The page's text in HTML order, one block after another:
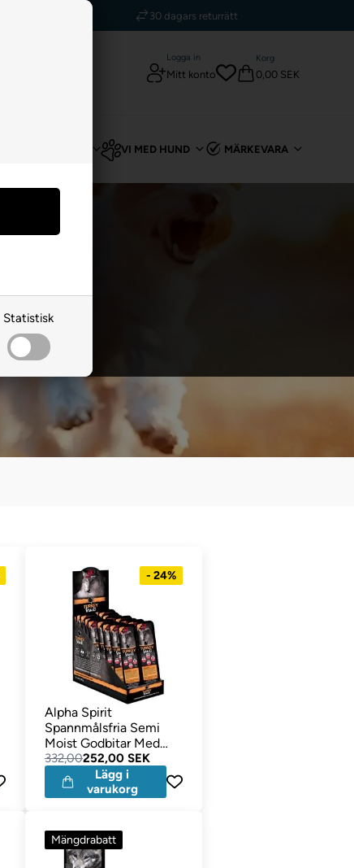
Statistisk
Logga in
Mitt konto
Korg
0,00 SEK
VI MED HUND MÄRKEVARA
- 24%
Alpha Spirit
Spannmålsfria Semi
Moist Godbitar Med
KALKON Megapack 16
Förpackningar
332,00252,00 SEK
Lägg i
varukorg
Mängdrabatt